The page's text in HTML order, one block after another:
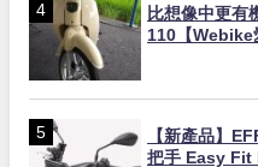
比想像中更有
110【Webike
【新產品】
把手 Easy Fit